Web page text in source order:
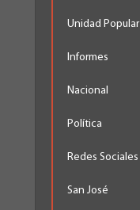
Unidad Popular
Informes
Nacional
Política
Redes Sociales
San José